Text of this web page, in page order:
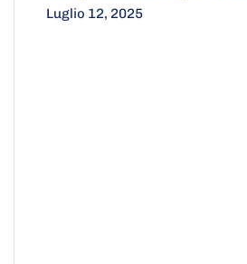
Luglio 12, 2025